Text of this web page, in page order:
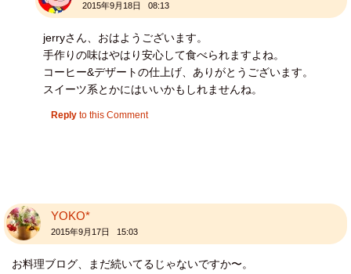
2015年9月18日 08:13
jerryさん、おはようございます。
手作りの味はやはり安心して食べられますよね。
コーヒー&デザートの仕上げ、ありがとうございます。
スイーツ系とかにはいいかもしれませんね。
Reply to this Comment
YOKO*
2015年9月17日 15:03
お料理ブログ、まだ続いてるじゃないですか〜。